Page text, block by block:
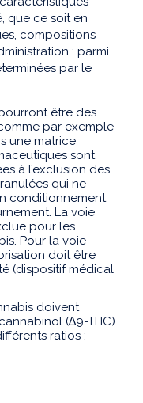
que ce soit en
compositions
; parmi
par le
être des
par exemple
une matrice
sont
à l’exclusion des
qui ne
conditionnement
La voie
pour les
Pour la voie
doit être
(dispositif médical
doivent
(∆9-THC)
ratios :